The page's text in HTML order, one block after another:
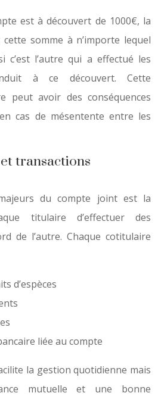
est à découvert de 1000€, la
somme à n’importe lequel
c’est l’autre qui a effectué les
à ce découvert. Cette
peut avoir des conséquences
cas de mésentente entre les
transactions
du compte joint est la
titulaire d’effectuer des
de l’autre. Chaque cotitulaire
d’espèces
liée au compte
la gestion quotidienne mais
mutuelle et une bonne